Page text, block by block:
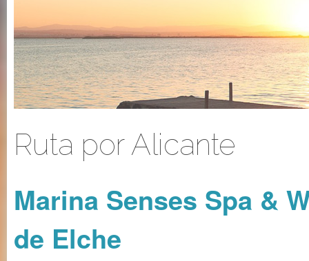
Ruta por Alicante
Marina Senses Spa &
de Elche